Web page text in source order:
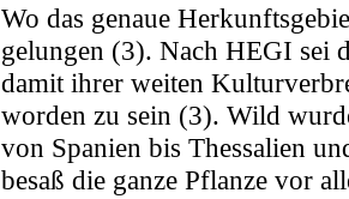
Wo das genaue
gelungen (3). Nach HEGI sei
damit ihrer weiten
worden zu sein (3). Wild
von Spanien bis Thessalien
besaß die ganze Pflanze vor